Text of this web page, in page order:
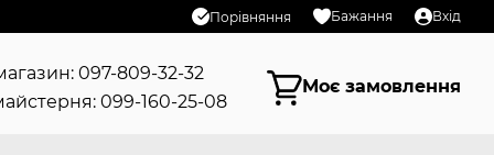
Порівняння Бажання Вхід
097-809-32-32
099-160-25-08
Моє замовлення